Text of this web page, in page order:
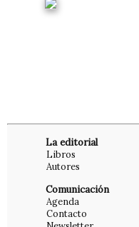
La editorial
Libros
Autores
Comunicación
Agenda
Contacto